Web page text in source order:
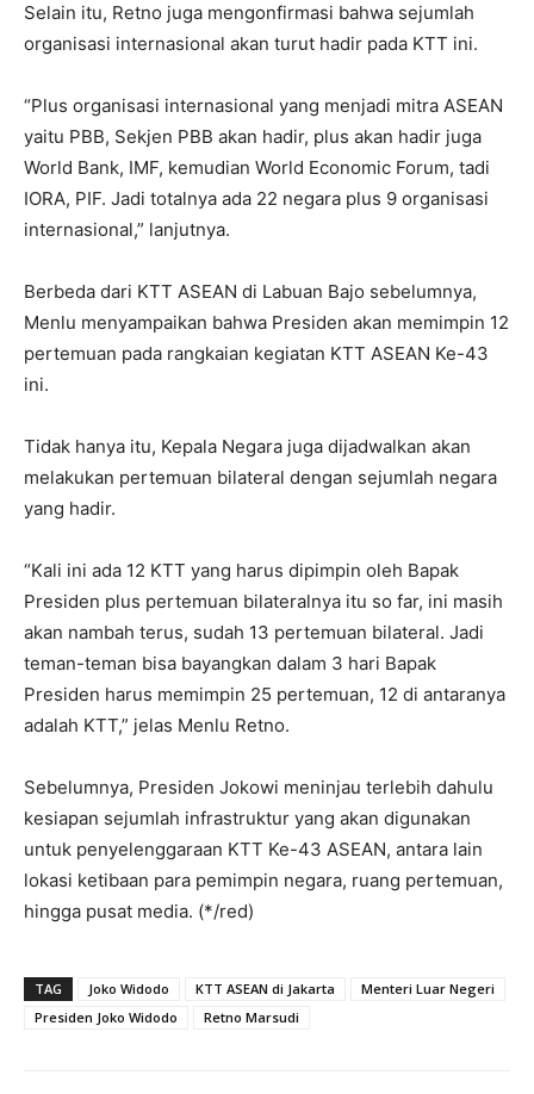
Selain itu, Retno juga mengonfirmasi bahwa sejumlah
organisasi internasional akan turut hadir pada KTT ini.
“Plus organisasi internasional yang menjadi mitra ASEAN
yaitu PBB, Sekjen PBB akan hadir, plus akan hadir juga
World Bank, IMF, kemudian World Economic Forum, tadi
IORA, PIF. Jadi totalnya ada 22 negara plus 9 organisasi
internasional,” lanjutnya.
Berbeda dari KTT ASEAN di Labuan Bajo sebelumnya,
Menlu menyampaikan bahwa Presiden akan memimpin 12
pertemuan pada rangkaian kegiatan KTT ASEAN Ke-43
ini.
Tidak hanya itu, Kepala Negara juga dijadwalkan akan
melakukan pertemuan bilateral dengan sejumlah negara
yang hadir.
“Kali ini ada 12 KTT yang harus dipimpin oleh Bapak
Presiden plus pertemuan bilateralnya itu so far, ini masih
akan nambah terus, sudah 13 pertemuan bilateral. Jadi
teman-teman bisa bayangkan dalam 3 hari Bapak
Presiden harus memimpin 25 pertemuan, 12 di antaranya
adalah KTT,” jelas Menlu Retno.
Sebelumnya, Presiden Jokowi meninjau terlebih dahulu
kesiapan sejumlah infrastruktur yang akan digunakan
untuk penyelenggaraan KTT Ke-43 ASEAN, antara lain
lokasi ketibaan para pemimpin negara, ruang pertemuan,
hingga pusat media. (*/red)
TAG Joko Widodo KTT ASEAN di Jakarta
Menteri Luar Negeri
Presiden Joko Widodo
Retno Marsudi